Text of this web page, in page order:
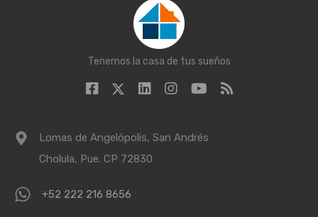
Tenemos la casa de tus sueños
Lomas de Angelópolis, San Andrés
Cholula, Pue. CP 72830
+52 222 216 8656